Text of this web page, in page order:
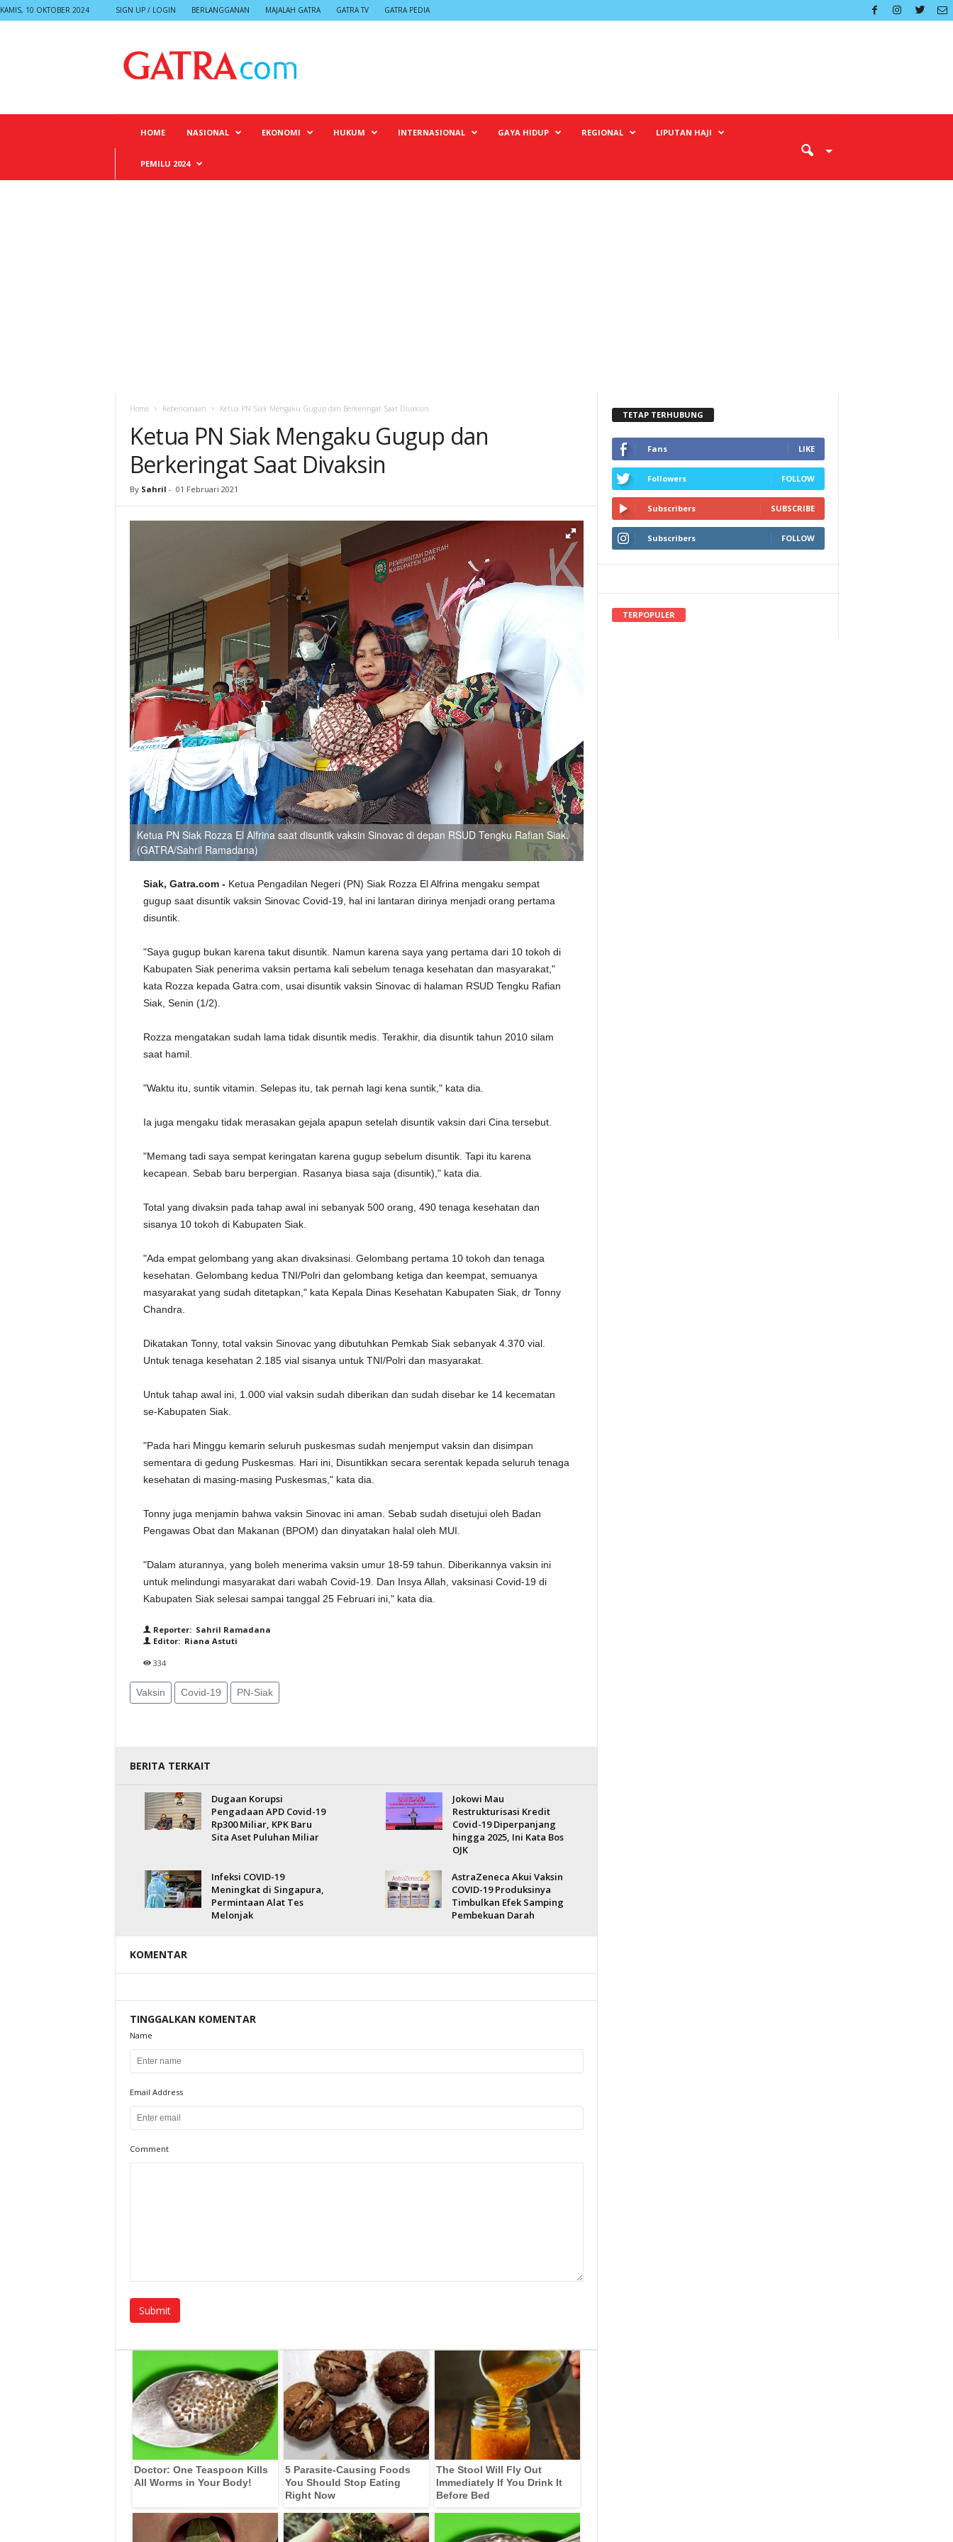
KAMIS, 10 OKTOBER 2024 SIGN UP / LOGIN BERLANGGANAN MAJALAH GATRA GATRA TV GATRA PEDIA
HOME NASIONAL EKONOMI HUKUM INTERNASIONAL GAYA HIDUP REGIONAL LIPUTAN HAJI
PEMILU 2024
Home Kebencanaan Ketua PN Siak Mengaku Gugup dan Berkeringat Saat Divaksin
Ketua PN Siak Mengaku Gugup dan
Berkeringat Saat Divaksin
By Sahril - 01 Februari 2021
Ketua PN Siak Rozza El Alfrina saat disuntik vaksin Sinovac di depan RSUD Tengku Rafian Siak.
(GATRA/Sahril Ramadana)
Siak, Gatra.com - Ketua Pengadilan Negeri (PN) Siak Rozza El Alfrina mengaku sempat
gugup saat disuntik vaksin Sinovac Covid-19, hal ini lantaran dirinya menjadi orang pertama
disuntik.
"Saya gugup bukan karena takut disuntik. Namun karena saya yang pertama dari 10 tokoh di
Kabupaten Siak penerima vaksin pertama kali sebelum tenaga kesehatan dan masyarakat,"
kata Rozza kepada Gatra.com, usai disuntik vaksin Sinovac di halaman RSUD Tengku Rafian
Siak, Senin (1/2).
Rozza mengatakan sudah lama tidak disuntik medis. Terakhir, dia disuntik tahun 2010 silam
saat hamil.
"Waktu itu, suntik vitamin. Selepas itu, tak pernah lagi kena suntik," kata dia.
Ia juga mengaku tidak merasakan gejala apapun setelah disuntik vaksin dari Cina tersebut.
"Memang tadi saya sempat keringatan karena gugup sebelum disuntik. Tapi itu karena
kecapean. Sebab baru berpergian. Rasanya biasa saja (disuntik)," kata dia.
Total yang divaksin pada tahap awal ini sebanyak 500 orang, 490 tenaga kesehatan dan
sisanya 10 tokoh di Kabupaten Siak.
"Ada empat gelombang yang akan divaksinasi. Gelombang pertama 10 tokoh dan tenaga
kesehatan. Gelombang kedua TNI/Polri dan gelombang ketiga dan keempat, semuanya
masyarakat yang sudah ditetapkan," kata Kepala Dinas Kesehatan Kabupaten Siak, dr Tonny
Chandra.
Dikatakan Tonny, total vaksin Sinovac yang dibutuhkan Pemkab Siak sebanyak 4.370 vial.
Untuk tenaga kesehatan 2.185 vial sisanya untuk TNI/Polri dan masyarakat.
Untuk tahap awal ini, 1.000 vial vaksin sudah diberikan dan sudah disebar ke 14 kecematan
se-Kabupaten Siak.
"Pada hari Minggu kemarin seluruh puskesmas sudah menjemput vaksin dan disimpan
sementara di gedung Puskesmas. Hari ini, Disuntikkan secara serentak kepada seluruh tenaga
kesehatan di masing-masing Puskesmas," kata dia.
Tonny juga menjamin bahwa vaksin Sinovac ini aman. Sebab sudah disetujui oleh Badan
Pengawas Obat dan Makanan (BPOM) dan dinyatakan halal oleh MUI.
"Dalam aturannya, yang boleh menerima vaksin umur 18-59 tahun. Diberikannya vaksin ini
untuk melindungi masyarakat dari wabah Covid-19. Dan Insya Allah, vaksinasi Covid-19 di
Kabupaten Siak selesai sampai tanggal 25 Februari ini," kata dia.
Reporter: Sahril Ramadana
Editor: Riana Astuti
334
Vaksin Covid-19 PN-Siak
BERITA TERKAIT
Dugaan Korupsi
Pengadaan APD Covid-19
Rp300 Miliar, KPK Baru
Sita Aset Puluhan Miliar
Jokowi Mau
Restrukturisasi Kredit
Covid-19 Diperpanjang
hingga 2025, Ini Kata Bos
OJK
Infeksi COVID-19
Meningkat di Singapura,
Permintaan Alat Tes
Melonjak
AstraZeneca Akui Vaksin
COVID-19 Produksinya
Timbulkan Efek Samping
Pembekuan Darah
KOMENTAR
TINGGALKAN KOMENTAR
Name
Email Address
Comment
Doctor: One Teaspoon Kills
All Worms in Your Body!
5 Parasite-Causing Foods
You Should Stop Eating
Right Now
The Stool Will Fly Out
Immediately If You Drink It
Before Bed
TETAP TERHUBUNG
Fans LIKE
Followers FOLLOW
Subscribers SUBSCRIBE
Subscribers FOLLOW